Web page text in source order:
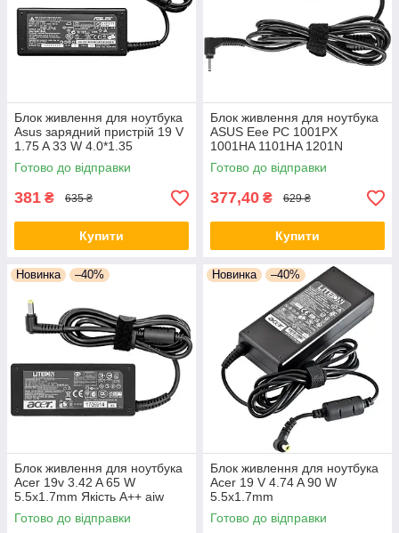
Блок живлення для ноутбука
Asus зарядний пристрій 19 V
1.75 A 33 W 4.0*1.35
Готово до відправки
381 ₴ 635 ₴
Купити
Блок живлення для ноутбука
ASUS Eee PC 1001PX
1001HA 1101HA 1201N
1201HA 1202H 1005PE
1005HAG 1008HA 1008P
1018
Готово до відправки
377,40 ₴ 629 ₴
Купити
Новинка –40%
Блок живлення для ноутбука
Acer 19v 3.42 A 65 W
5.5x1.7mm Якість А++ aiw
Готово до відправки
Новинка –40%
Блок живлення для ноутбука
Acer 19 V 4.74 A 90 W
5.5x1.7mm
Готово до відправки